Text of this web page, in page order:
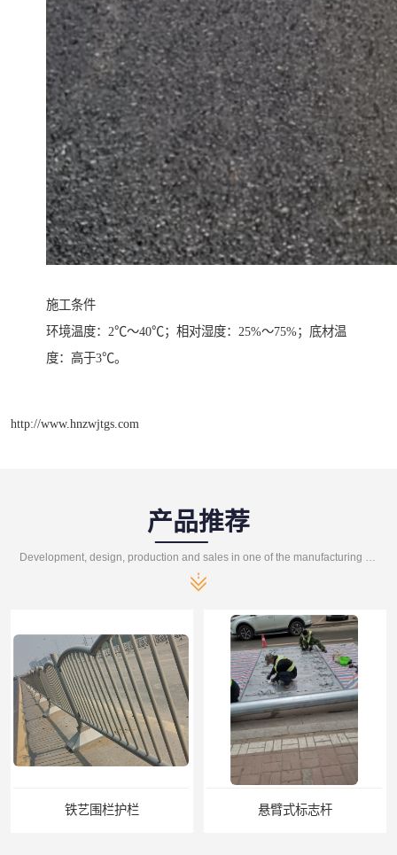
施工条件
环境温度：2℃～40℃；相对湿度：25%～75%；底材温
度：高于3℃。
http://www.hnzwjtgs.com
产品推荐
Development, design, production and sales in one of the manufacturing enterprises
悬臂式标志杆 F型悬臂式交通标志杆